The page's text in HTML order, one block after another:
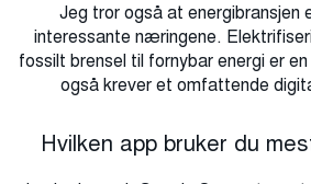
Jeg tror også at energibransjen
interessante næringene.
fossilt brensel til fornybar energi er
også krever et omfattende
Hvilken app bruker du